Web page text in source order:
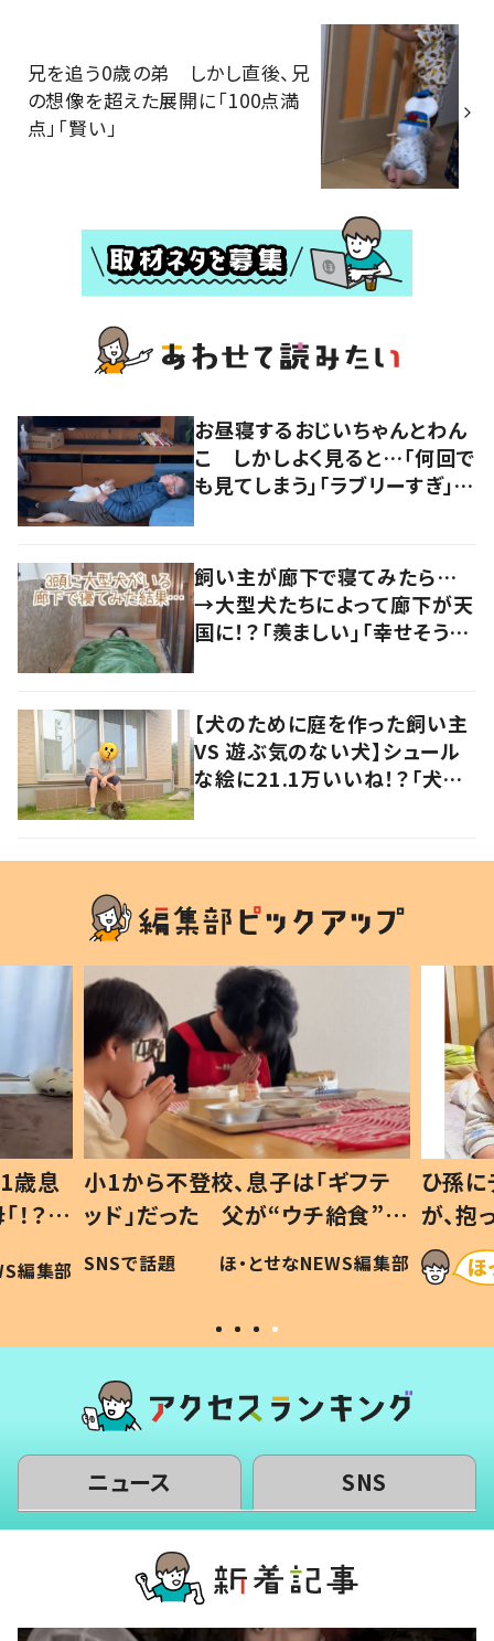
兄を追う0歳の弟 しかし直後、兄
の想像を超えた展開に「100点満
点」「賢い」
お昼寝するおじいちゃんとわん
こ しかしよく見ると…「何回で
も見てしまう」「ラブリーすぎ」の
飼い主が廊下で寝てみたら…
→大型犬たちによって廊下が天
国に！？「羨ましい」「幸せそう」
【犬のために庭を作った飼い主
VS 遊ぶ気のない犬】シュール
な絵に21.1万いいね！？「犬の
歳息
？」
編集部
小1から不登校、息子は「ギフテ
ッド」だった 父が“ウチ給食”を
作り続ける理由とは #令和の親
#令和の子
SNSで話題 ほ・とせなNEWS編集部
ひ孫
が、
「涙が
い」
ニュース SNS